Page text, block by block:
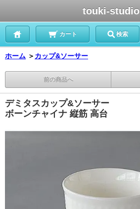
touki-studio
カート 検索
ホーム ＞ カップ&ソーサー
前の商品へ
デミタスカップ&ソーサー
ボーンチャイナ 縦筋 高台